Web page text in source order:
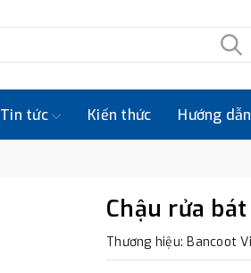
Tin tức Kiến thức Hướng
Chậu rửa
Thương hiệu: Bancoot